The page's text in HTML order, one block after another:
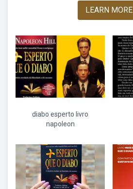
LEARN MORE
diabo esperto livro
napoleon